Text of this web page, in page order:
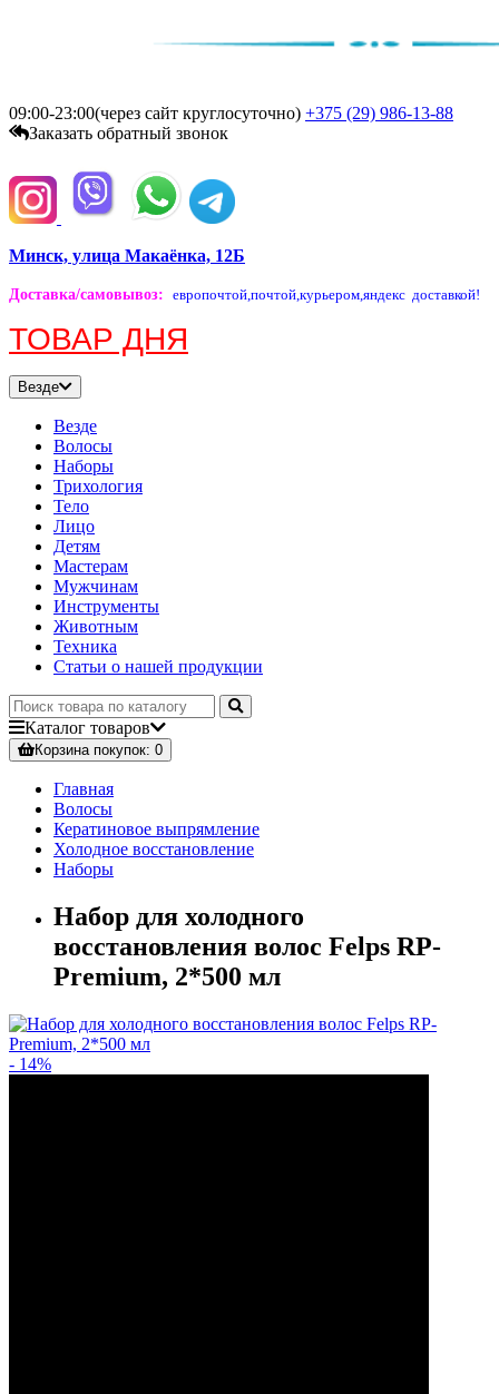
09:00-23:00(через сайт круглосуточно) +375 (29) 986-13-88
Заказать обратный звонок
Минск, улица Макаёнка, 12Б
Доставка/самовывоз: европочтой,почтой,курьером,яндекс доставкой!
ТОВАР ДНЯ
Везде
Везде
Волосы
Наборы
Трихология
Тело
Лицо
Детям
Мастерам
Мужчинам
Инструменты
Животным
Техника
Статьи о нашей продукции
Каталог товаров
Корзинапокупок: 0
Главная
Волосы
Кератиновое выпрямление
Холодное восстановление
Наборы
Набор для холодного
восстановления волос Felps RP-
Premium, 2*500 мл
- 14%